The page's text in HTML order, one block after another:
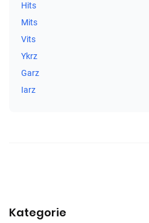
Hits
Mits
Vits
Ykrz
Garz
Iarz
Kategorie